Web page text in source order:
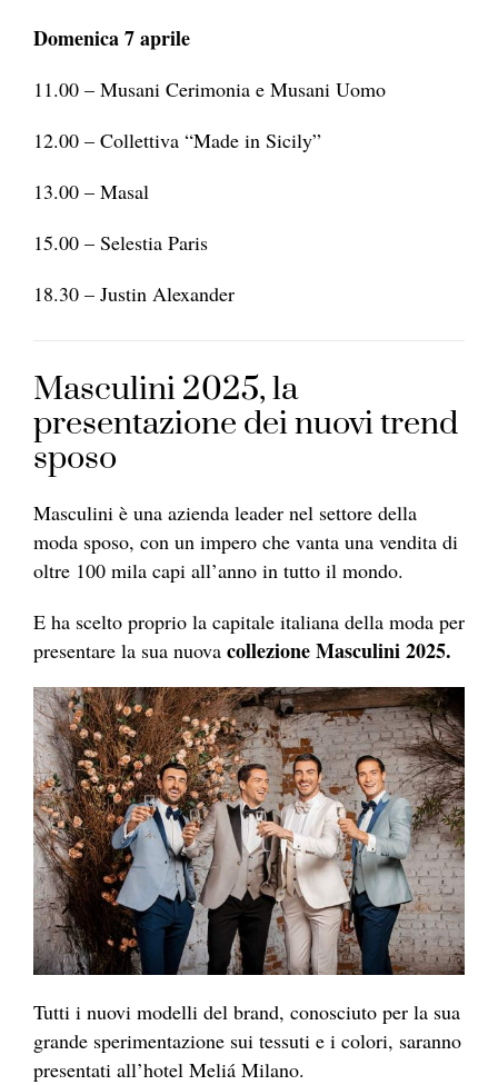
Domenica 7 aprile
11.00 – Musani Cerimonia e Musani Uomo
12.00 – Collettiva “Made in Sicily”
13.00 – Masal
15.00 – Selestia Paris
18.30 – Justin Alexander
Masculini 2025, la
presentazione dei nuovi trend
sposo
Masculini è una azienda leader nel settore della
moda sposo, con un impero che vanta una vendita di
oltre 100 mila capi all’anno in tutto il mondo.
E ha scelto proprio la capitale italiana della moda per
presentare la sua nuova collezione Masculini 2025.
Tutti i nuovi modelli del brand, conosciuto per la sua
grande sperimentazione sui tessuti e i colori, saranno
presentati all’hotel Meliá Milano.